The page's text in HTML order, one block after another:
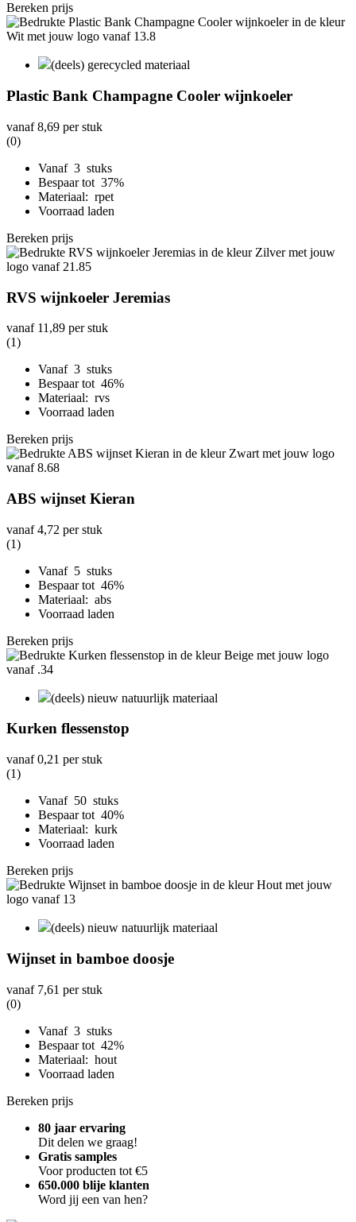
Bereken prijs
(deels) gerecycled materiaal
Plastic Bank Champagne Cooler wijnkoeler
vanaf8,69 per stuk
(0)
Vanaf 3 stuks
Bespaar tot 37%
Materiaal: rpet
Voorraad laden
Bereken prijs
RVS wijnkoeler Jeremias
vanaf 11,89 per stuk
(1)
Vanaf 3 stuks
Bespaar tot 46%
Materiaal: rvs
Voorraad laden
Bereken prijs
ABS wijnset Kieran
vanaf4,72 per stuk
(1)
Vanaf 5 stuks
Bespaar tot 46%
Materiaal: abs
Voorraad laden
Bereken prijs
(deels) nieuw natuurlijk materiaal
Kurken flessenstop
vanaf0,21 per stuk
(1)
Vanaf 50 stuks
Bespaar tot 40%
Materiaal: kurk
Voorraad laden
Bereken prijs
(deels) nieuw natuurlijk materiaal
Wijnset in bamboe doosje
vanaf 7,61 per stuk
(0)
Vanaf 3 stuks
Bespaar tot 42%
Materiaal: hout
Voorraad laden
Bereken prijs
80 jaar ervaring
Dit delen we graag!
Gratis samples
Voor producten tot €5
650.000 blije klanten
Word jij een van hen?